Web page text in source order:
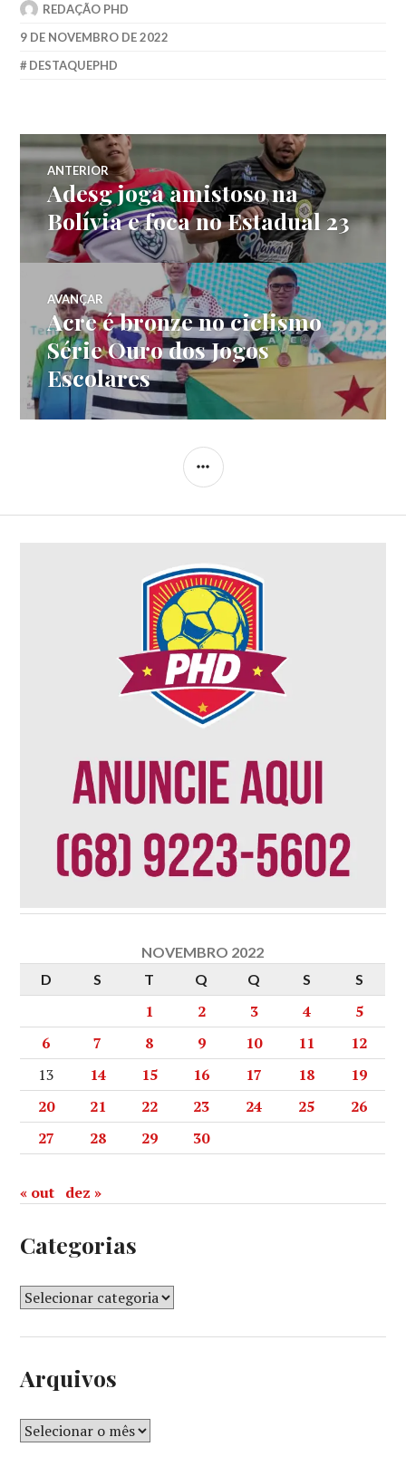
REDAÇÃO PHD
9 DE NOVEMBRO DE 2022
DESTAQUEPHD
ANTERIOR
Adesg joga amistoso na
Bolívia e foca no Estadual 23
AVANÇAR
Acre é bronze no ciclismo
Série Ouro dos Jogos
Escolares
NOVEMBRO 2022
D
S T Q Q S S
1 2 3 4
5
6
7 8 9 10 11
12
13
14 15 16 17 18
19
20
21 22 23 24 25
26
27
28 29 30
« out dez »
Categorias
Arquivos